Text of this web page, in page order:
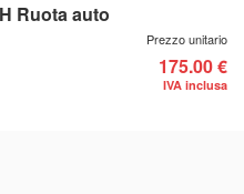
Ruota auto
Prezzo unitario
175.00 €
IVA inclusa